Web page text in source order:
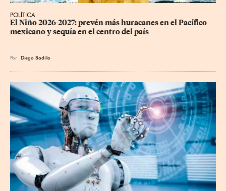
POLÍTICA
El Niño 2026-2027: prevén más huracanes en el Pacífico
mexicano y sequía en el centro del país
Por Diego Badillo